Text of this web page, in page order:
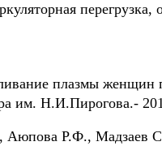
перегрузка,
плазмы женщин
им. Н.И.Пирогова.-
Р.Ф., Мадзаев